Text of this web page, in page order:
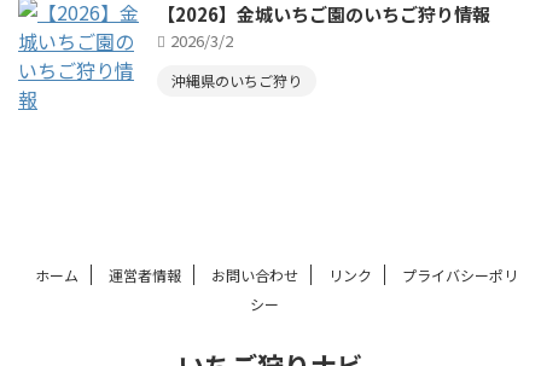
【2026】金城いちご園のいちご狩り情報
2026/3/2
沖縄県のいちご狩り
ホーム 運営者情報 お問い合わせ リンク
プライバシーポリ
シー